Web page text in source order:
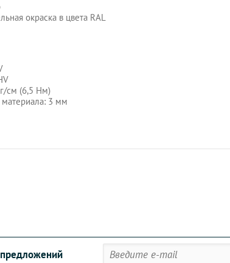
окраска в цвета RAL
см (6,5 Нм)
3 мм